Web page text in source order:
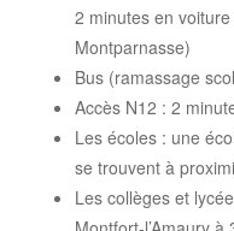
2 minutes en
Montparnasse)
Bus (ramassage
Accès N12 : 2
Les écoles : une
se trouvent à
Les collèges et